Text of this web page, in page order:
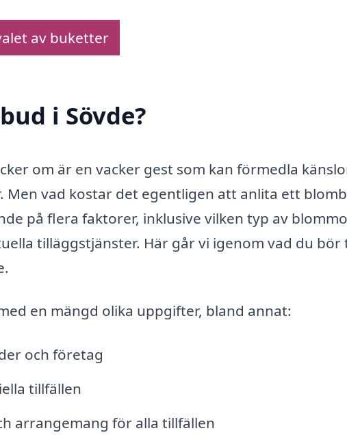
av buketter
i Sövde?
om är en vacker gest som kan förmedla
vad kostar det egentligen att anlita ett
på flera faktorer, inklusive vilken typ av
tilläggstjänster. Här går vi igenom vad du bör
en mängd olika uppgifter, bland annat:
och företag
tillfällen
arrangemang för alla tillfällen